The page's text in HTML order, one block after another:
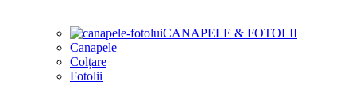
CANAPELE & FOTOLII
Canapele
Colțare
Fotolii